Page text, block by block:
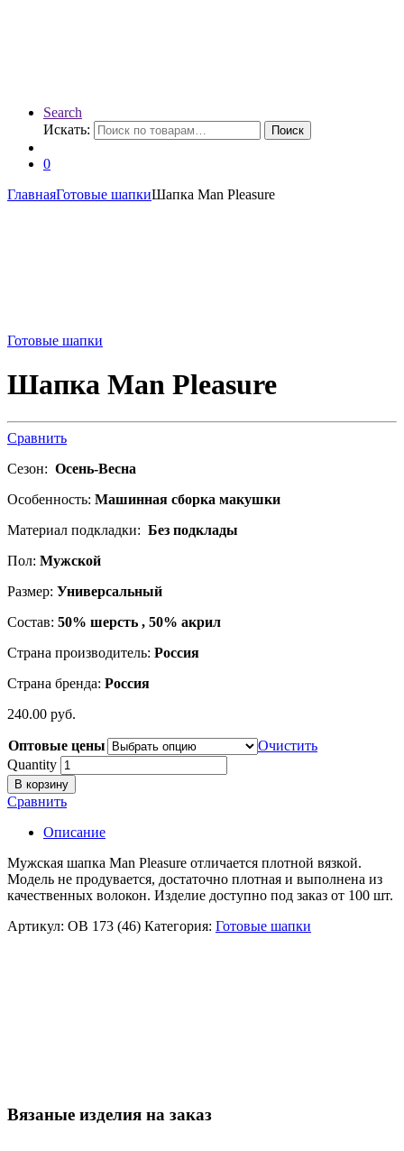
Search
Искать:
Поиск
0
ГлавнаяГотовые шапкиШапка Man Pleasure
Готовые шапки
Шапка Man Pleasure
Сравнить
Сезон: Осень-Весна
Особенность: Машинная сборка макушки
Материал подкладки: Без подклады
Пол: Мужской
Размер: Универсальный
Состав: 50% шерсть , 50% акрил
Страна производитель: Россия
Страна бренда: Россия
240.00 руб.
Оптовые цены
Очистить
Quantity
В корзину
Сравнить
Описание
Мужская шапка Man Pleasure отличается плотной вязкой.
Модель не продувается, достаточно плотная и выполнена из
качественных волокон. Изделие доступно под заказ от 100 шт.
Артикул: ОВ 173 (46) Категория: Готовые шапки
Вязаные изделия на заказ